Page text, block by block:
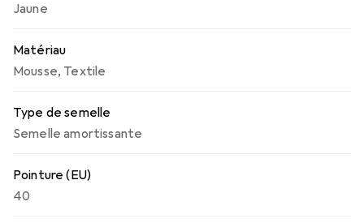
Jaune
Matériau
Mousse, Textile
Type de semelle
Semelle amortissante
Pointure (EU)
40